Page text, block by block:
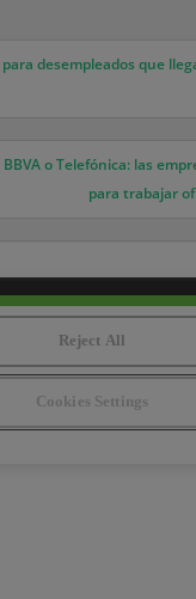
de entradas
desempleados que
o Telefónica: las
para trabajar